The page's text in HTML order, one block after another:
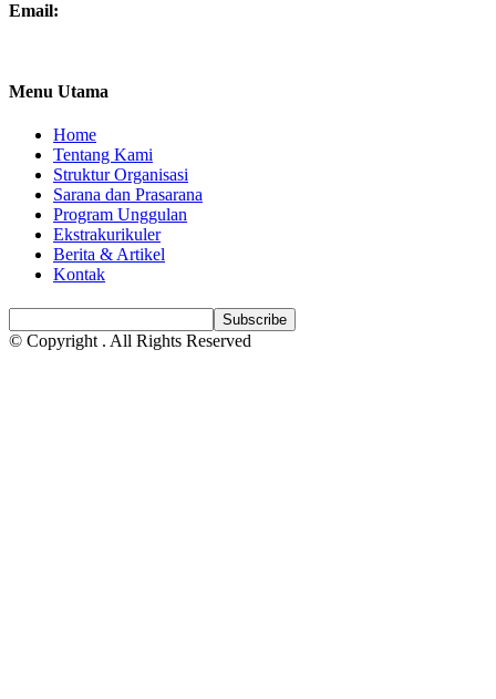
Email:
Menu Utama
Home
Tentang Kami
Struktur Organisasi
Sarana dan Prasarana
Program Unggulan
Ekstrakurikuler
Berita & Artikel
Kontak
© Copyright . All Rights Reserved